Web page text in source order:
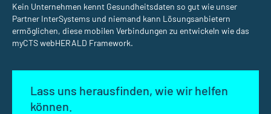
Kein Unternehmen kennt Gesundheitsdaten so gut wie unser
Partner InterSystems und niemand kann Lösungsanbietern
ermöglichen, diese mobilen Verbindungen zu entwickeln wie das
myCTS webHERALD Framework.
Lass uns herausfinden, wie wir helfen
können.